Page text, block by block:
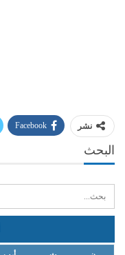
نشر Facebook
البحث